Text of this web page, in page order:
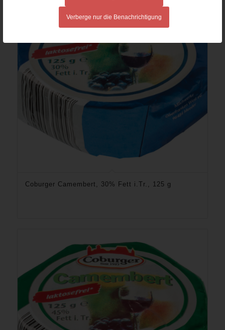
Verberge nur die Benachrichtigung
Coburger Camembert, 30% Fett i.Tr., 125 g